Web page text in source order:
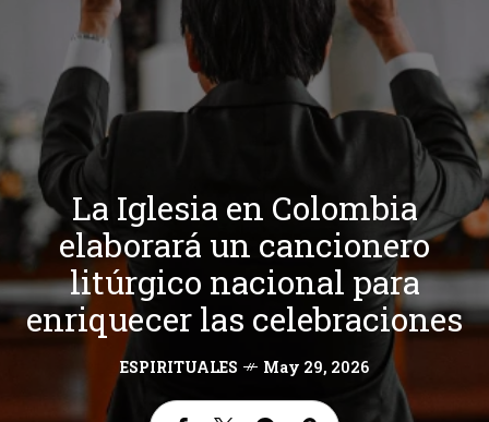
La Iglesia en Colombia
elaborará un cancionero
litúrgico nacional para
enriquecer las celebraciones
ESPIRITUALES May 29, 2026